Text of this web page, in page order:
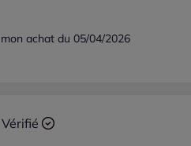
achat du 05/04/2026
Vérifié